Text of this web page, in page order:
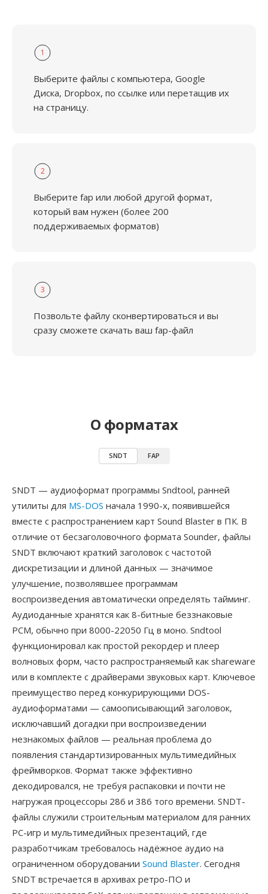
1
Выберите файлы с компьютера, Google
Диска, Dropbox, по ссылке или перетащив их
на страницу.
2
Выберите fap или любой другой формат,
который вам нужен (более 200
поддерживаемых форматов)
3
Позвольте файлу сконвертироваться и вы
сразу сможете скачать ваш fap-файл
О форматах
SNDT FAP
SNDT — аудиоформат программы Sndtool, ранней
утилиты для MS-DOS начала 1990-х, появившейся
вместе с распространением карт Sound Blaster в ПК. В
отличие от бесзаголовочного формата Sounder, файлы
SNDT включают краткий заголовок с частотой
дискретизации и длиной данных — значимое
улучшение, позволявшее программам
воспроизведения автоматически определять тайминг.
Аудиоданные хранятся как 8-битные беззнаковые
PCM, обычно при 8000-22050 Гц в моно. Sndtool
функционировал как простой рекордер и плеер
волновых форм, часто распространяемый как shareware
или в комплекте с драйверами звуковых карт. Ключевое
преимущество перед конкурирующими DOS-
аудиоформатами — самоописывающий заголовок,
исключавший догадки при воспроизведении
незнакомых файлов — реальная проблема до
появления стандартизированных мультимедийных
фреймворков. Формат также эффективно
декодировался, не требуя распаковки и почти не
нагружая процессоры 286 и 386 того времени. SNDT-
файлы служили строительным материалом для ранних
PC-игр и мультимедийных презентаций, где
разработчикам требовалось надёжное аудио на
ограниченном оборудовании Sound Blaster. Сегодня
SNDT встречается в архивах ретро-ПО и